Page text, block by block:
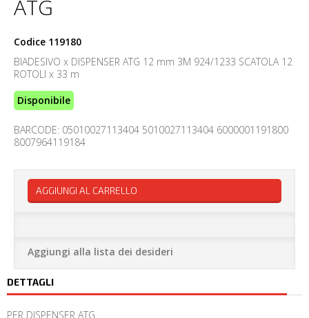
ATG
Codice 119180
BIADESIVO x DISPENSER ATG 12 mm 3M 924/1233 SCATOLA 12
ROTOLI x 33 m
Disponibile
BARCODE: 05010027113404 5010027113404 6000001191800
8007964119184
AGGIUNGI AL CARRELLO
Aggiungi alla lista dei desideri
DETTAGLI
PER DISPENSER ATG